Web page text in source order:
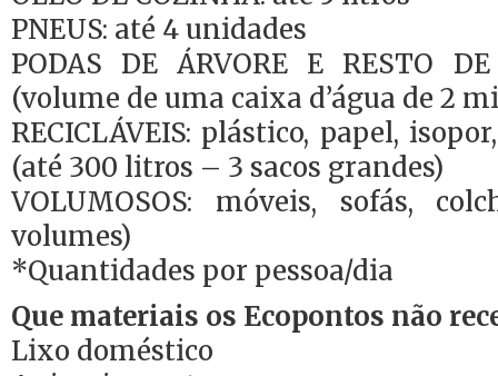
PNEUS: até 4 unidades
PODAS DE ÁRVORE E RESTO
(volume de uma caixa d’água de 2
RECICLÁVEIS: plástico, papel,
(até 300 litros – 3 sacos grandes)
VOLUMOSOS: móveis, sofás,
volumes)
*Quantidades por pessoa/dia
Que materiais os Ecopontos não
Lixo doméstico